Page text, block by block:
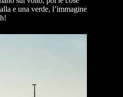
e una verde, l’immagine